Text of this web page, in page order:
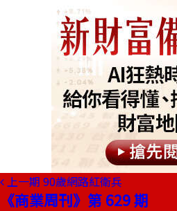
上一期 90歲網路紅衛兵
《商業周刊》第 629 期